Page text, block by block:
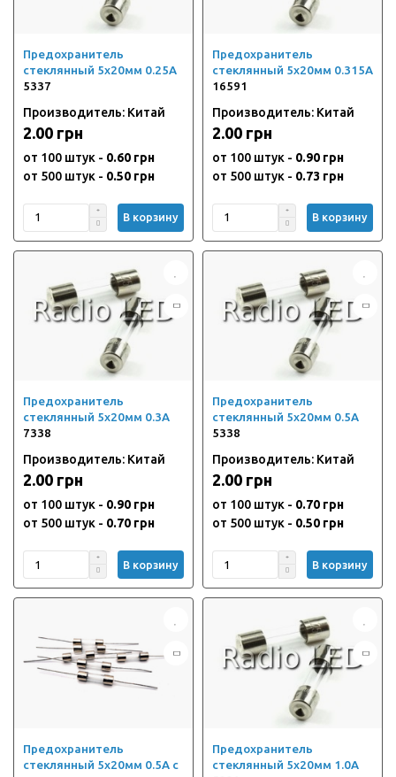
Предохранитель
стеклянный 5х20мм 0.25А
5337
Производитель: Китай
2.00 грн
от 100 штук - 0.60 грн
от 500 штук - 0.50 грн
В корзину
Предохранитель
стеклянный 5х20мм 0.315А
16591
Производитель: Китай
2.00 грн
от 100 штук - 0.90 грн
от 500 штук - 0.73 грн
В корзину
Предохранитель
стеклянный 5х20мм 0.3А
7338
Производитель: Китай
2.00 грн
от 100 штук - 0.90 грн
от 500 штук - 0.70 грн
В корзину
Предохранитель
стеклянный 5х20мм 0.5А
5338
Производитель: Китай
2.00 грн
от 100 штук - 0.70 грн
от 500 штук - 0.50 грн
В корзину
Предохранитель
стеклянный 5х20мм 0.5А с
Предохранитель
стеклянный 5х20мм 1.0А